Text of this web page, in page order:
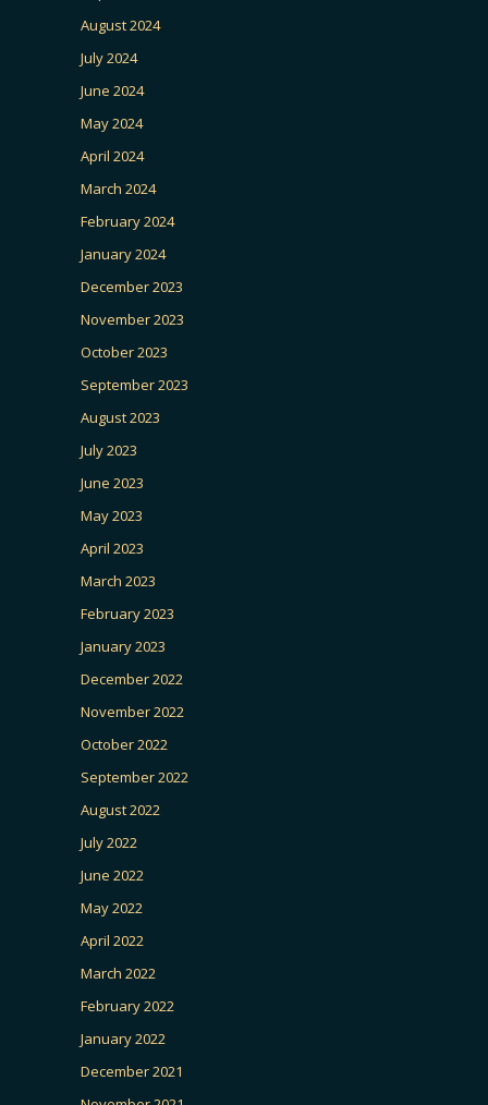
August 2024
July 2024
June 2024
May 2024
April 2024
March 2024
February 2024
January 2024
December 2023
November 2023
October 2023
September 2023
August 2023
July 2023
June 2023
May 2023
April 2023
March 2023
February 2023
January 2023
December 2022
November 2022
October 2022
September 2022
August 2022
July 2022
June 2022
May 2022
April 2022
March 2022
February 2022
January 2022
December 2021